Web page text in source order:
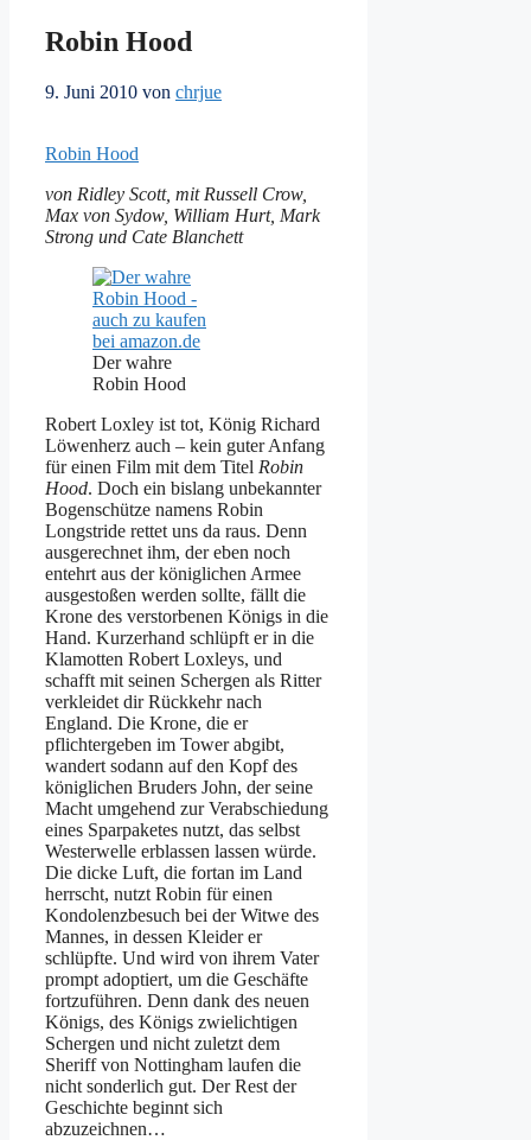
Robin Hood
9. Juni 2010 von chrjue
Robin Hood
von Ridley Scott, mit Russell Crow,
Max von Sydow, William Hurt, Mark
Strong und Cate Blanchett
Der wahre
Robin Hood
Robert Loxley ist tot, König Richard
Löwenherz auch – kein guter Anfang
für einen Film mit dem Titel Robin
Hood. Doch ein bislang unbekannter
Bogenschütze namens Robin
Longstride rettet uns da raus. Denn
ausgerechnet ihm, der eben noch
entehrt aus der königlichen Armee
ausgestoßen werden sollte, fällt die
Krone des verstorbenen Königs in die
Hand. Kurzerhand schlüpft er in die
Klamotten Robert Loxleys, und
schafft mit seinen Schergen als Ritter
verkleidet dir Rückkehr nach
England. Die Krone, die er
pflichtergeben im Tower abgibt,
wandert sodann auf den Kopf des
königlichen Bruders John, der seine
Macht umgehend zur Verabschiedung
eines Sparpaketes nutzt, das selbst
Westerwelle erblassen lassen würde.
Die dicke Luft, die fortan im Land
herrscht, nutzt Robin für einen
Kondolenzbesuch bei der Witwe des
Mannes, in dessen Kleider er
schlüpfte. Und wird von ihrem Vater
prompt adoptiert, um die Geschäfte
fortzuführen. Denn dank des neuen
Königs, des Königs zwielichtigen
Schergen und nicht zuletzt dem
Sheriff von Nottingham laufen die
nicht sonderlich gut. Der Rest der
Geschichte beginnt sich
abzuzeichnen…